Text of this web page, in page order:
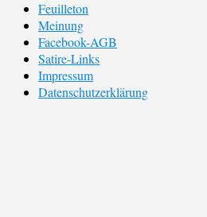
Feuilleton
Meinung
Facebook-AGB
Satire-Links
Impressum
Datenschutzerklärung